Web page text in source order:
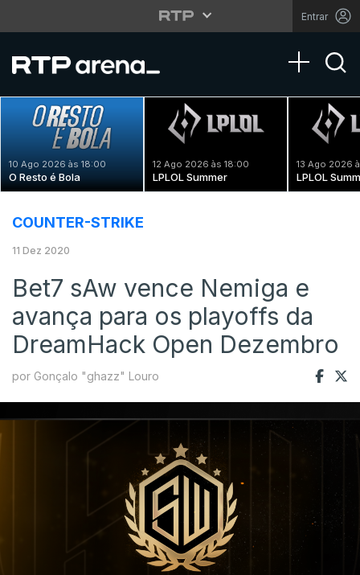
Entrar
Toggle
10 Ago 2026 às 18:00
O Resto é Bola
12 Ago 2026 às 18:00
LPLOL Summer
13 Ago 2026
LPLOL
COUNTER-STRIKE
11 Dez 2020
Bet7 sAw vence Nemiga e
avança para os playoffs da
DreamHack Open Dezembro
por Gonçalo "ghazz" Louro